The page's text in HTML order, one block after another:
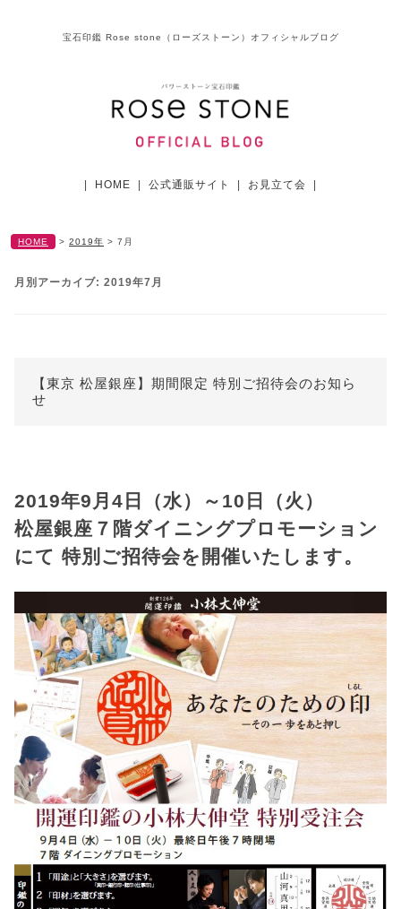
宝石印鑑 Rose stone（ローズストーン）オフィシャルブログ
HOME 公式通販サイト お見立て会
HOME > 2019年 > 7月
月別アーカイブ: 2019年7月
【東京 松屋銀座】期間限定 特別ご招待会のお知ら
せ
2019年9月4日（水）～10日（火）
松屋銀座７階ダイニングプロモーション
にて 特別ご招待会を開催いたします。